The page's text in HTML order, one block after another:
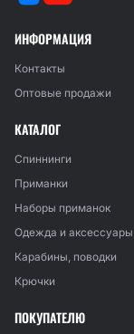
ИНФОРМАЦИЯ
Контакты
Оптовые продажи
КАТАЛОГ
Спиннинги
Приманки
Наборы приманок
Одежда и аксессуары
Карабины, поводки
Крючки
ПОКУПАТЕЛЮ